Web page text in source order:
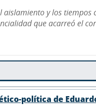
y los
que acarreó el
política de